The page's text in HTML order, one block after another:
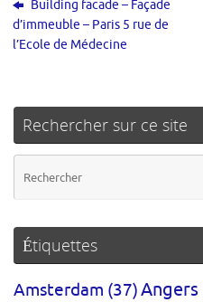
Building facade – Façade
d’immeuble – Paris 5 rue de
l’Ecole de Médecine
Rechercher sur ce site
Étiquettes
Amsterdam (37)Angers